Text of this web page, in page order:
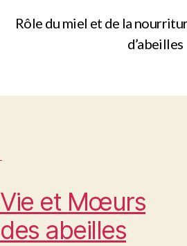
Rôle du miel et de la
d’abeilles
Vie et Mœurs
des abeilles